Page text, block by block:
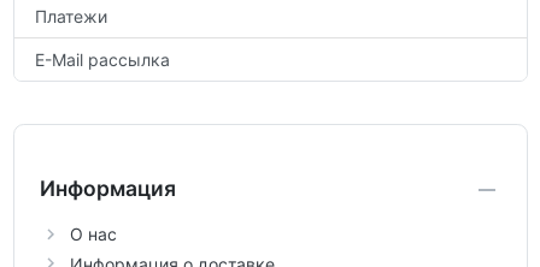
Платежи
E-Mail рассылка
Информация
О нас